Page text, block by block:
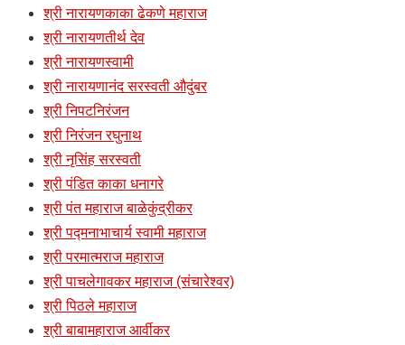
श्री नारायणकाका ढेकणे महाराज
श्री नारायणतीर्थ देव
श्री नारायणस्वामी
श्री नारायणानंद सरस्वती औदुंबर
श्री निपटनिरंजन
श्री निरंजन रघुनाथ
श्री नृसिंह सरस्वती
श्री पंडित काका धनागरे
श्री पंत महाराज बाळेकुंद्रीकर
श्री पद्मनाभाचार्य स्वामी महाराज
श्री परमात्मराज महाराज
श्री पाचलेगावकर महाराज (संचारेश्वर)
श्री पिठले महाराज
श्री बाबामहाराज आर्वीकर